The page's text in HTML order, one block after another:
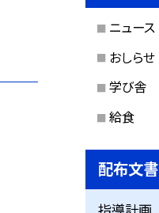
ニュース
おしらせ
学び舎
給食
配布文書